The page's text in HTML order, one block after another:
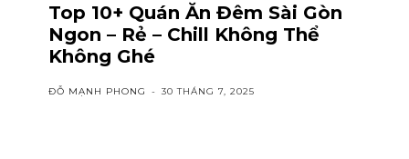
Top 10+ Quán Ăn Đêm Sài Gòn
Ngon – Rẻ – Chill Không Thể
Không Ghé
ĐỖ MẠNH PHONG - 30 THÁNG 7, 2025